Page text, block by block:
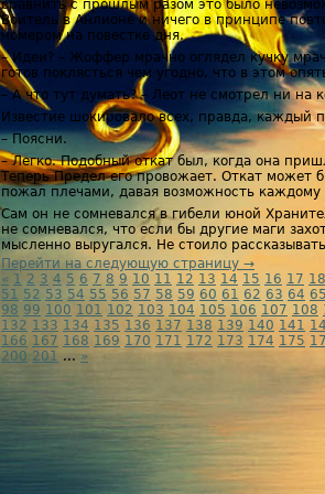
сравнить с прошлым разом это было
Воитель в Анлионе и ничего в принципе
номером на повестке дня.
– Идеи? – Жоффер мрачно оглядел кучку
готов поклясться чем угодно, что в этом
– А что тут думать? – Леот не смотрел ни на
Известие шокировало всех, правда, каждый
– Поясни.
– Легко. Подобный откат был, когда она
Теперь Предел его провожает. Откат может
пожал плечами, давая возможность
Сам он не сомневался в гибели юной
не сомневался, что если бы другие маги
мысленно выругался. Не стоило
Перейти на следующую страницу →
« 1 2 3 4 5 6 7 8 9 10 11 12 13 14 15 16 17 18
51 52 53 54 55 56 57 58 59 60 61 62 63 64 65
98 99 100 101 102 103 104 105 106 107 108
132 133 134 135 136 137 138 139 140 141
166 167 168 169 170 171 172 173 174 175
200 201 ... »